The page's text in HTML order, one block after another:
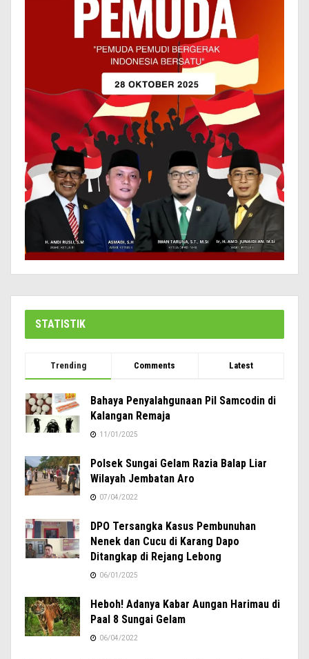
STATISTIK
Trending Comments Latest
Bahaya Penyalahgunaan Pil Samcodin di
Kalangan Remaja
11/01/2025
Polsek Sungai Gelam Razia Balap Liar
Wilayah Jembatan Aro
07/04/2022
DPO Tersangka Kasus Pembunuhan
Nenek dan Cucu di Karang Dapo
Ditangkap di Rejang Lebong
06/01/2025
Heboh! Adanya Kabar Aungan Harimau di
Paal 8 Sungai Gelam
06/04/2022